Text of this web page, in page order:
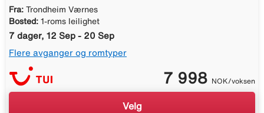
Fra: Trondheim Værnes
Bosted: 1-roms leilighet
7 dager, 12 Sep - 20 Sep
Flere avganger og romtyper
7 998 NOK/voksen
Velg